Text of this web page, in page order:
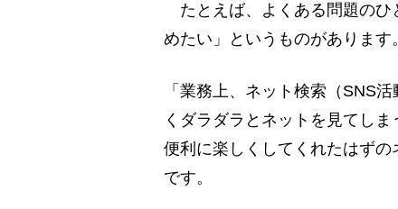
たとえば、よくある問題のひ
めたい」というものがあります。
「業務上、ネット検索（SNS
くダラダラとネットを見てし
便利に楽しくしてくれたはず
です。